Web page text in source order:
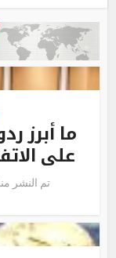
ما أبرز
على
تم النشر منذ